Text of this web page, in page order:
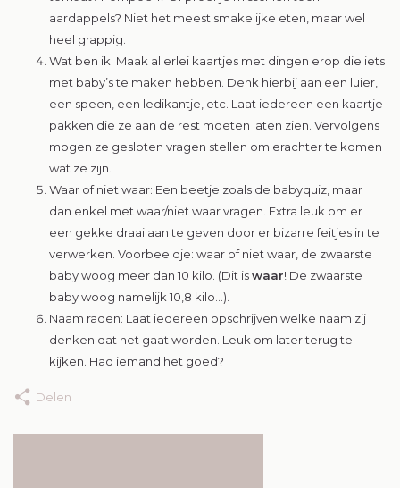
aardappels? Niet het meest smakelijke eten, maar wel
heel grappig.
Wat ben ik: Maak allerlei kaartjes met dingen erop die iets
met baby’s te maken hebben. Denk hierbij aan een luier,
een speen, een ledikantje, etc. Laat iedereen een kaartje
pakken die ze aan de rest moeten laten zien. Vervolgens
mogen ze gesloten vragen stellen om erachter te komen
wat ze zijn.
Waar of niet waar: Een beetje zoals de babyquiz, maar
dan enkel met waar/niet waar vragen. Extra leuk om er
een gekke draai aan te geven door er bizarre feitjes in te
verwerken. Voorbeeldje: waar of niet waar, de zwaarste
baby woog meer dan 10 kilo. (Dit iswaar! De zwaarste
baby woog namelijk 10,8 kilo…).
Naam raden: Laat iedereen opschrijven welke naam zij
denken dat het gaat worden. Leuk om later terug te
kijken. Had iemand het goed?
Delen